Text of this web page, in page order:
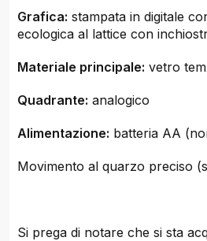
Grafica: stampata in digitale
ecologica al lattice con
Materiale principale: vetro
Quadrante: analogico
Alimentazione: batteria AA
Movimento al quarzo preciso
Si prega di notare che si sta